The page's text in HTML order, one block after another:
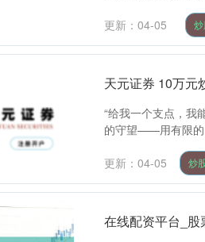
更新：04-05
天元证券 10万元
“给我一个支点，我
的守望——用有限的
更新：04-05 炒
在线配资平台_